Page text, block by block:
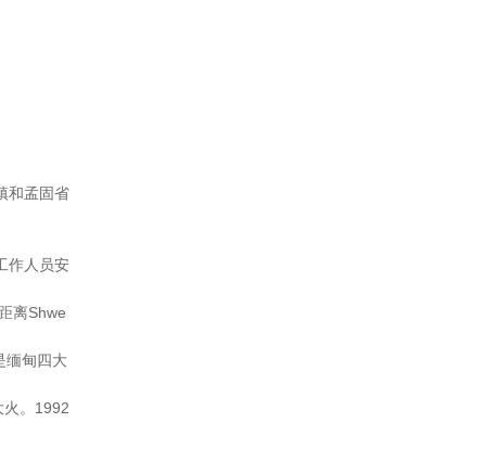
和孟固省
作人员安
离Shwe
缅甸四大
火。1992